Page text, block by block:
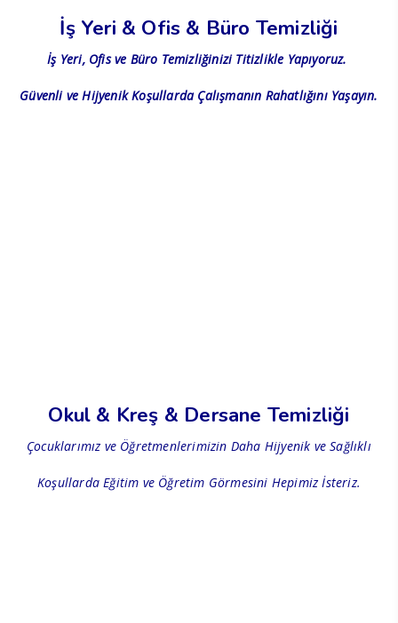
İş Yeri & Ofis & Büro Temizliği
İş Yeri, Ofis ve Büro Temizliğinizi Titizlikle Yapıyoruz.
Güvenli ve Hijyenik Koşullarda Çalışmanın Rahatlığını Yaşayın.
Okul & Kreş & Dersane Temizliği
Çocuklarımız ve Öğretmenlerimizin Daha Hijyenik ve Sağlıklı
Koşullarda Eğitim ve Öğretim Görmesini Hepimiz İsteriz.